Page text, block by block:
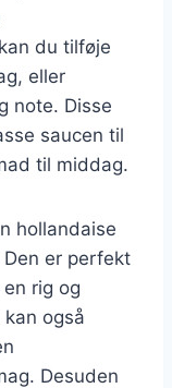
du tilføje
eller
note. Disse
saucen til
til middag.
hollandaise
er perfekt
rig og
også
Desuden